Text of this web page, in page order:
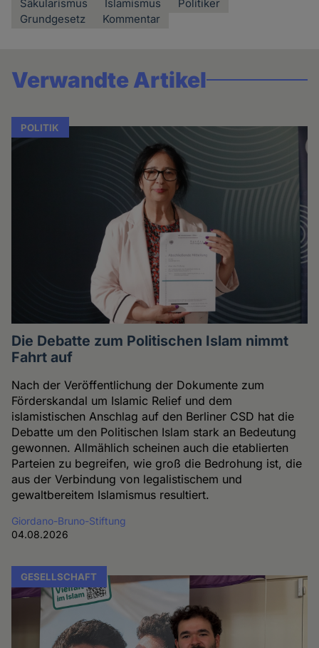
Säkularismus Islamismus
Politiker
Grundgesetz
Kommentar
Verwandte Artikel
POLITIK
Die Debatte zum Politischen Islam nimmt
Fahrt auf
Nach der Veröffentlichung der Dokumente zum
Förderskandal um Islamic Relief und dem
islamistischen Anschlag auf den Berliner CSD hat die
Debatte um den Politischen Islam stark an Bedeutung
gewonnen. Allmählich scheinen auch die etablierten
Parteien zu begreifen, wie groß die Bedrohung ist, die
aus der Verbindung von legalistischem und
gewaltbereitem Islamismus resultiert.
Giordano-Bruno-Stiftung
04.08.2026
GESELLSCHAFT